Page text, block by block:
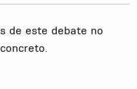
de este debate no